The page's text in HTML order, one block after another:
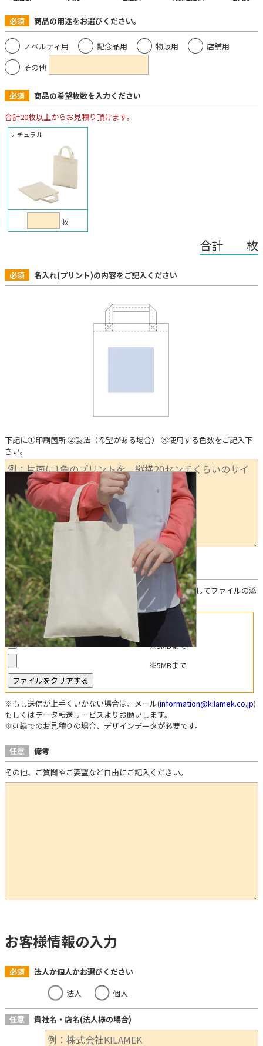
必須 商品の用途をお選びください。
ノベルティ用 記念品用 物販用
店舗用
その他
必須
商品の希望枚数を入力ください
合計20枚以上からお見積り頂けます。
ナチュラル
枚
合計 枚
必須 名入れ(プリント)の内容をご記入ください
下記に①印刷箇所 ②製法（希望がある場合） ③使用する色数をご記入下
さい。
任意
デザインデータについて
お見積り参考データがある方は「ファイルを選択」を押してファイルの添
付をお願いします。
※5MBまで
※5MBまで
※5MBまで
※もし送信が上手くいかない場合は、メール(information@kilamek.co.jp)
もしくはデータ転送サービスよりお願いします。
※刺繍でのお見積りの場合、デザインデータが必要です。
任意
備考
その他、ご質問やご要望など自由にご記入ください。
お客様情報の入力
必須
法人か個人かお選びください
法人
個人
任意 貴社名・店名(法人様の場合)